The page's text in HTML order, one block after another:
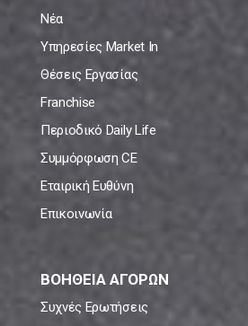
Νέα
Υπηρεσίες Market In
Θέσεις Εργασίας
Franchise
Περιοδικό Daily Life
Συμμόρφωση CE
Εταιρική Ευθύνη
Επικοινωνία
ΒΟΗΘΕΙΑ ΑΓΟΡΩΝ
Συχνές Ερωτήσεις